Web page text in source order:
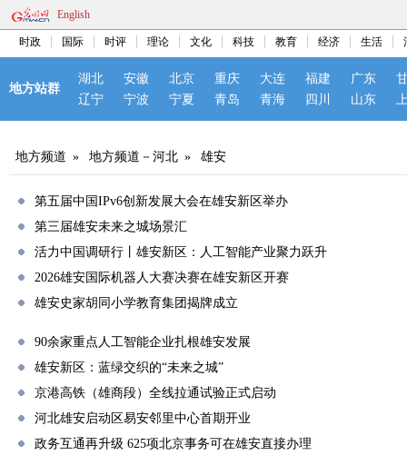
English
时政 国际 时评 理论 文化 科技 教育 经济 生活
地方站群
湖北 安徽 北京 重庆 大连 福建 广东
辽宁
宁波 宁夏 青岛 青海 四川 山东
地方频道 » 地方频道－河北 » 雄安
第五届中国IPv6创新发展大会在雄安新区举办
第三届雄安未来之城场景汇
活力中国调研行丨雄安新区：人工智能产业聚力跃升
2026雄安国际机器人大赛决赛在雄安新区开赛
雄安史家胡同小学教育集团揭牌成立
90余家重点人工智能企业扎根雄安发展
雄安新区：蓝绿交织的“未来之城”
京港高铁（雄商段）全线拉通试验正式启动
河北雄安启动区易安邻里中心首期开业
政务互通再升级 625项北京事务可在雄安直接办理